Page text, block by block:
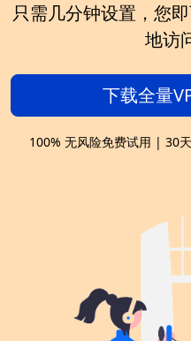
只需几分钟设置，您
地访
下载全量
100% 无风险免费试用 | 30